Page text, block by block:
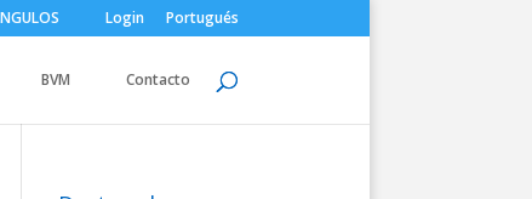
Login Portugués
BVM Contacto